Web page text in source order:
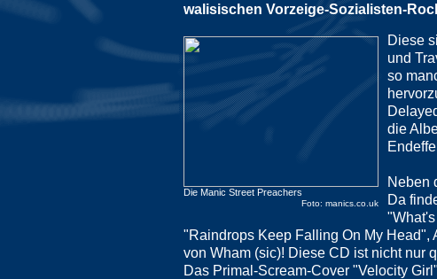
walisischen Vorzeige-Sozialisten-
Die Manic Street Preachers
Foto: manics.co.uk
Diese
und
so
die
Neben
Da
"Raindrops Keep Falling On My Head",
von Wham (sic)! Diese CD ist nicht nur
Das Primal-Scream-Cover "Velocity